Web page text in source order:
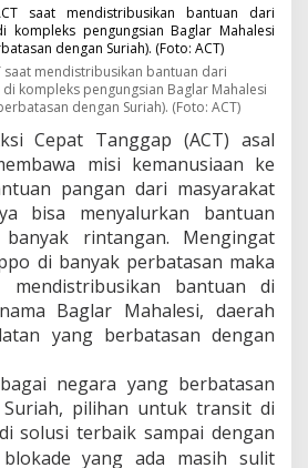
n
t
u
a
n
A
C
I
n
d
o
n
e
s
i
a
t
e
r
i
saat mendistribusikan bantuan dari
kompleks pengungsian Baglar Mahalesi
dengan Suriah). (Foto: ACT)
Cepat Tanggap (ACT) asal
misi kemanusiaan ke
pangan dari masyarakat
bisa menyalurkan bantuan
rintangan. Mengingat
di banyak perbatasan maka
bantuan di
Baglar Mahalesi, daerah
yang berbatasan dengan
negara yang berbatasan
pilihan untuk transit di
solusi terbaik sampai dengan
yang ada masih sulit